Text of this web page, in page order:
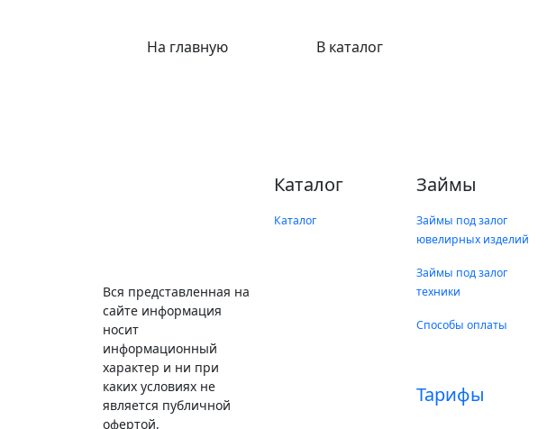
На главную В каталог
Вся представленная на
сайте информация
носит
информационный
характер и ни при
каких условиях не
является публичной
офертой,
Каталог
Каталог
Займы
Займы под залог
ювелирных изделий
Займы под залог
техники
Способы оплаты
Тарифы